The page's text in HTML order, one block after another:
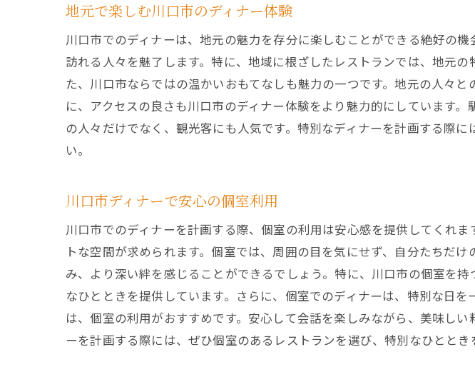
お祝いを彩る川
デートに最適！川口
川口市でデート
個室で過ごす川
川口市で楽しむ
川口市で子連れにも
子連れでも安心
川口市の個室で
川口市ディナー
子連れに優しい
地元で楽しむ川口市のディナー体験
川口市でのディナーは、地元の魅力を存分に楽しむことができる絶好の
訪れる人々を魅了します。特に、地域に根ざしたレストランでは、地元
た、川口市ならではの温かいおもてなしも魅力の一つです。地元の人々
に、アクセスの良さも川口市のディナー体験をより魅力的にしています
の人々だけでなく、観光客にも人気です。特別なディナーを計画する際
い。
川口市ディナーで安心の個室利用
川口市でのディナーを計画する際、個室の利用は安心感を提供してくれ
トな空間が求められます。個室では、周囲の目を気にせず、自分たちだ
み、より深い絆を感じることができるでしょう。特に、川口市の個室を
なひとときを提供しています。さらに、個室でのディナーは、特別な日
は、個室の利用がおすすめです。安心して会話を楽しみながら、美味し
ーを計画する際には、ぜひ個室のあるレストランを選び、特別なひととき